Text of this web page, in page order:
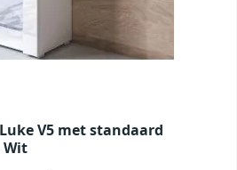
V5 met standaard
Wit